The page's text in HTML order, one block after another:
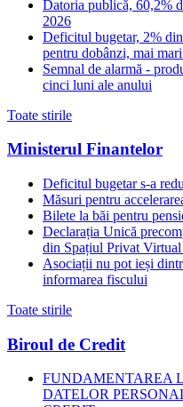
Datoria publică, 60,2%
2026
Deficitul bugetar, 2%
pentru dobânzi, mai
Semnal de alarmă -
cinci luni ale anului
Toate stirile
Ministerul Finantelor
Deficitul bugetar s-a
Măsuri pentru
Bilete la băi pentru
Declarația Unică
din Spațiul Privat
Asociații nu pot ieși
informarea fiscului
Toate stirile
Biroul de Credit
FUNDAMENTAREA
DATELOR